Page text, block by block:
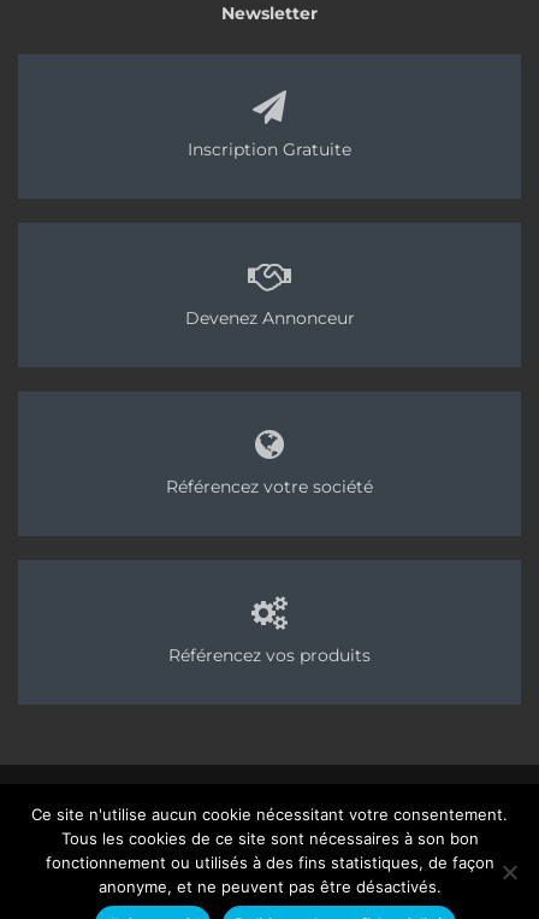
Newsletter
Inscription Gratuite
Devenez Annonceur
Référencez votre société
Référencez vos produits
Acpresse
01 40 31 64 80 |Rédaction |Mentions légales – Politique de confidentialité
Site :Seedcom.fr
Ce site n'utilise aucun cookie nécessitant votre consentement.
Tous les cookies de ce site sont nécessaires à son bon
fonctionnement ou utilisés à des fins statistiques, de façon
anonyme, et ne peuvent pas être désactivés.